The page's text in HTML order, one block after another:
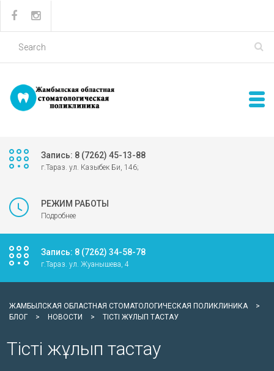
Запись: 8 (7262) 45-13-88
г.Тараз. ул. Казыбек Би, 146;
РЕЖИМ РАБОТЫ
Подробнее
Запись: 8 (7262) 34-58-78
г.Тараз. ул. Жуанышева, 4
ЖАМБЫЛСКАЯ ОБЛАСТНАЯ СТОМАТОЛОГИЧЕСКАЯ ПОЛИКЛИНИКА
>
БЛОГ
> НОВОСТИ > ТІСТІ ЖҰЛЫП ТАСТАУ
Тісті жұлып тастау